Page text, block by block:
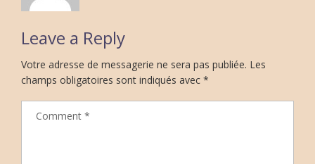
Leave a Reply
Votre adresse de messagerie ne sera pas publiée. Les
champs obligatoires sont indiqués avec *